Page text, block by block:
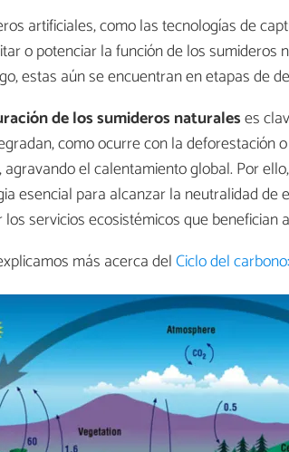
artificiales, como las tecnologías de
o potenciar la función de los sumideros
estas aún se encuentran en etapas de
de los sumideros naturaleses
como ocurre con la deforestación
el calentamiento global. Por
esencial para alcanzar la neutralidad de
servicios ecosistémicos que benefician
más acerca delCiclo del